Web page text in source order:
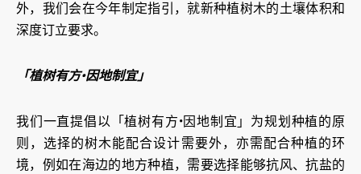
外，我们会在今年制定指引，就新种植树木的土壤体积和
深度订立要求。
「植树有方•因地制宜」
我们一直提倡以「植树有方•因地制宜」为规划种植的原
则，选择的树木能配合设计需要外，亦需配合种植的环
境，例如在海边的地方种植，需要选择能够抗风、抗盐的